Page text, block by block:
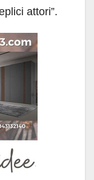
attori”.